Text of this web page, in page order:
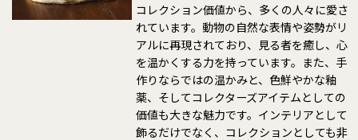
コレクション価値から、多くの人々に愛さ
れています。動物の自然な表情や姿勢がリ
アルに再現されており、見る者を癒し、心
を温かくする力を持っています。また、手
作りならではの温かみと、色鮮やかな釉
薬、そしてコレクターズアイテムとしての
価値も大きな魅力です。インテリアとして
飾るだけでなく、コレクションとしても非